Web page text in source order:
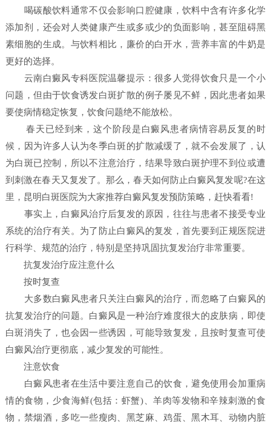
喝碳酸饮料通常不仅会影响口腔健康，饮料中含有许多化学
添加剂，还会对人类健康产生或多或少的负面影响，甚至阻碍黑
素细胞的生成。与饮料相比，廉价的白开水，营养丰富的牛奶是
更好的选择。
云南白癜风专科医院温馨提示：很多人觉得饮食只是一个小
问题，但由于饮食诱发白斑扩散的例子屡见不鲜，因此患者如果
要使病情稳定恢复，饮食问题绝不能放松。
春天已经到来，这个阶段是白癜风患者病情容易反复的时
候，因为许多人认为冬季白斑的扩散减缓了，就不会发展了，认
为白斑已控制，所以不注意治疗，结果导致白斑护理不到位或遭
到刺激在春天又复发了。那么，春天如何防止白癜风复发呢?在这
里，昆明白斑医院为大家推荐白癜风复发预防策略，赶快看看!
事实上，白癜风治疗后复发的原因，往往与患者不接受专业
系统的治疗有关。为了防止白癜风的复发，首先要到正规医院进
行科学、规范的治疗，特别是坚持巩固抗复发治疗非常重要。
抗复发治疗应注意什么
按时复查
大多数白癜风患者只关注白癜风的治疗，而忽略了白癜风的
抗复发治疗的问题。白癜风是一种治疗难度很大的皮肤病，即使
白斑消失了，也会因一些诱因，可能导致复发，且按时复查可使
白癜风治疗更彻底，减少复发的可能性。
注意饮食
白癜风患者在生活中要注意自己的饮食，避免使用会加重病
情的食物，少食海鲜(包括：虾蟹)、羊肉等发物和辛辣刺激的食
物，禁烟酒，多吃一些瘦肉、黑芝麻、鸡蛋、黑木耳、动物内脏